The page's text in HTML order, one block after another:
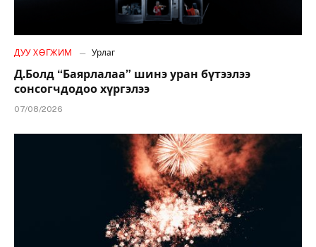
ДУУ ХӨГЖИМ Урлаг
Д.Болд “Баярлалаа” шинэ уран бүтээлээ
сонсогчдодоо хүргэлээ
07/08/2026